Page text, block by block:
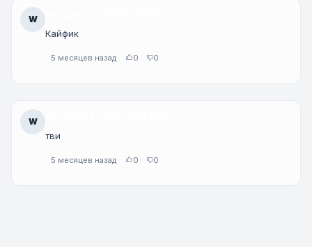
W
Кайфик
5 месяцев назад 0 0
W
тви
5 месяцев назад 0 0